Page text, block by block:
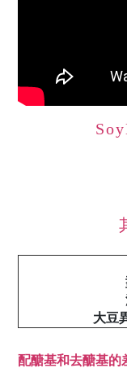
大豆
配醣基和去醣基的